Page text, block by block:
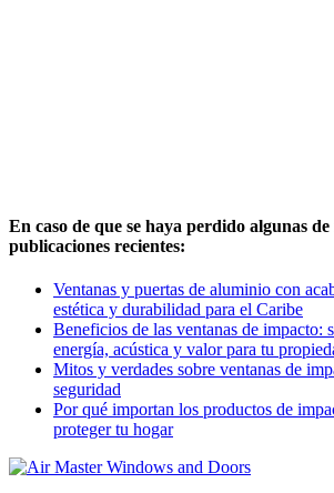
En caso de que se haya perdido algunas de
publicaciones recientes:
Ventanas y puertas de aluminio con
estética y durabilidad para el Caribe
Beneficios de las ventanas de impacto:
energía, acústica y valor para tu
Mitos y verdades sobre ventanas de
seguridad
Por qué importan los productos de
proteger tu hogar